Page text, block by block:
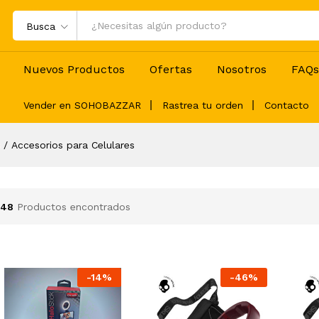
Busca
Nuevos Productos Ofertas Nosotros FAQs
Vender en SOHOBAZZAR Rastrea tu orden Contacto
/ Accesorios para Celulares
48 Productos encontrados
-14% -46%